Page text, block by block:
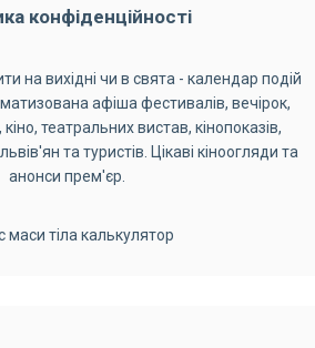
конфіденційності
на вихідні чи в свята - календар подій
афіша фестивалів, вечірок,
театральних вистав, кінопоказів,
та туристів. Цікаві кіноогляди та
анонси прем'єр.
маси тіла калькулятор